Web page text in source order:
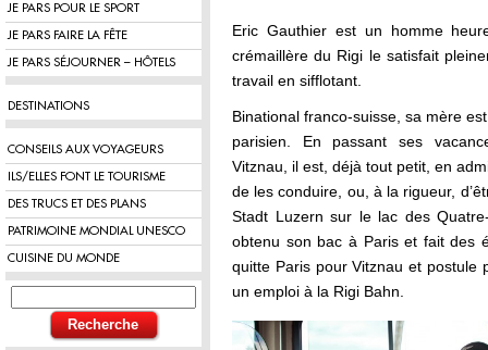
JE PARS POUR LE SPORT
JE PARS FAIRE LA FÊTE
JE PARS SÉJOURNER – HÔTELS
DESTINATIONS
CONSEILS AUX VOYAGEURS
ILS/ELLES FONT LE TOURISME
DES TRUCS ET DES PLANS
PATRIMOINE MONDIAL UNESCO
CUISINE DU MONDE
Eric Gauthier est un homme
crémaillère du Rigi le satisfait
travail en sifflotant.
Binational franco-suisse, sa mère
parisien. En passant ses
Vitznau, il est, déjà tout petit, en
de les conduire, ou, à la rigueur,
Stadt Luzern sur le lac des
obtenu son bac à Paris et fait des
quitte Paris pour Vitznau et postule
un emploi à la Rigi Bahn.